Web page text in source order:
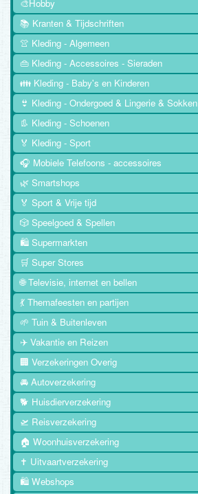
🎨Hobby
📚 Kranten & Tijdschriften
👚 Kleding - Algemeen
👜 Kleding - Accessoires - Sieraden
👪 Kleding - Baby's en Kinderen
👙 Kleding - Ondergoed & Lingerie & Sokken
👢 Kleding - Schoenen
🏅 Kleding - Sport
🎧 Mobiele Telefoons - accessoires
🌿 Smartshops
🏅 Sport & Vrije tijd
🎲 Speelgoed & Spellen
🛍️ Supermarkten
🛒 Super Stores
🌐 Televisie, internet en bellen
💃 Themafeesten en partijen
🌱 Tuin & Buitenleven
✈️ Vakantie en Reizen
🏢 Verzekeringen Overig
🚘 Autoverzekering
🐕 Huisdierverzekering
🛫 Reisverzekering
🏠 Woonhuisverzekering
✝️ Uitvaartverzekering
🛍️ Webshops